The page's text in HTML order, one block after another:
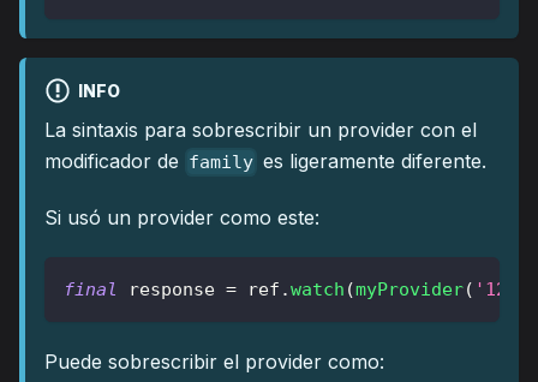
INFO
La sintaxis para sobrescribir un provider con el
modificador de family es ligeramente diferente.
Si usó un provider como este:
final response = ref .watch (myProvider(
Puede sobrescribir el provider como: